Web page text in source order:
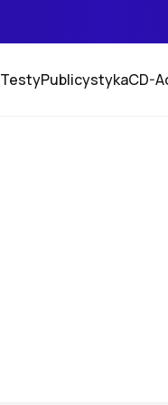
TestyPublicystykaCD-